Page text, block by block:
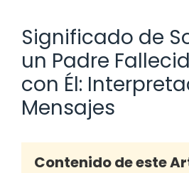
Significado de
un Padre
con Él:
Mensajes
Contenido de este